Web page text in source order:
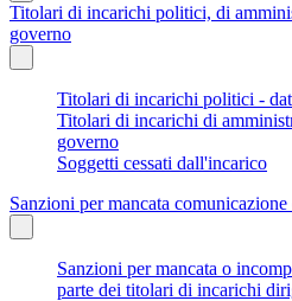
Titolari di incarichi politici, di
governo
Titolari di incarichi politici -
Titolari di incarichi di
governo
Soggetti cessati dall'incarico
Sanzioni per mancata comunicazione
Sanzioni per mancata o
parte dei titolari di incarichi